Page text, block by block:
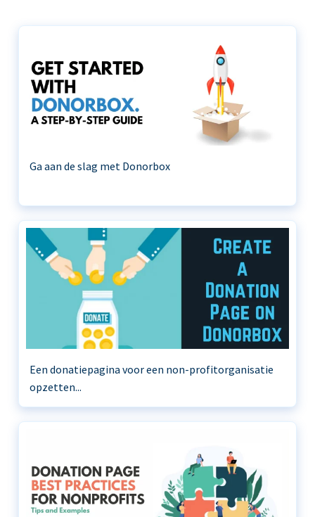
Ga aan de slag met Donorbox
Een donatiepagina voor een non-profitorganisatie
opzetten...